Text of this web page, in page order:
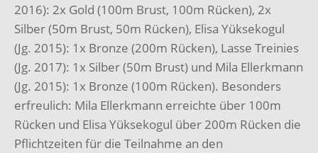
2016): 2x Gold (100m Brust, 100m Rücken), 2x
Silber (50m Brust, 50m Rücken), Elisa Yüksekogul
(Jg. 2015): 1x Bronze (200m Rücken), Lasse Treinies
(Jg. 2017): 1x Silber (50m Brust) und Mila Ellerkmann
(Jg. 2015): 1x Bronze (100m Rücken). Besonders
erfreulich: Mila Ellerkmann erreichte über 100m
Rücken und Elisa Yüksekogul über 200m Rücken die
Pflichtzeiten für die Teilnahme an den